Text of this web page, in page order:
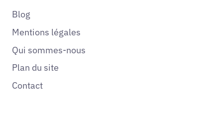
Blog
Mentions légales
Qui sommes-nous
Plan du site
Contact